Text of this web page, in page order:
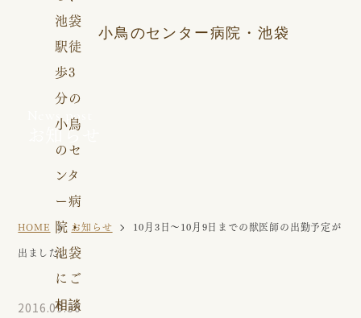
小鳥のセンター病院・池袋
News post
お知らせ
HOME お知らせ
10月3日〜10月9日までの獣医師の出勤予定が
出ました。
2016.09.30